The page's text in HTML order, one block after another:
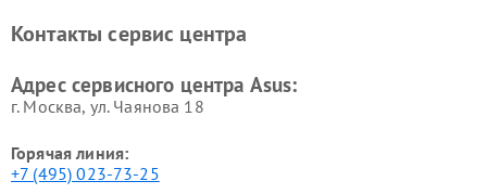
Контакты сервис центра
Адрес сервисного центра Asus:
г. Москва, ул. Чаянова 18
Горячая линия:
+7 (495) 023-73-25